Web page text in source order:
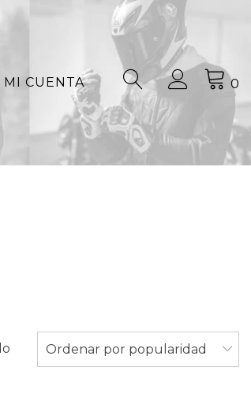
MI CUENTA 0
Ordenar por popularidad